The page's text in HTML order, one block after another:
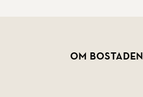
Om bostaden